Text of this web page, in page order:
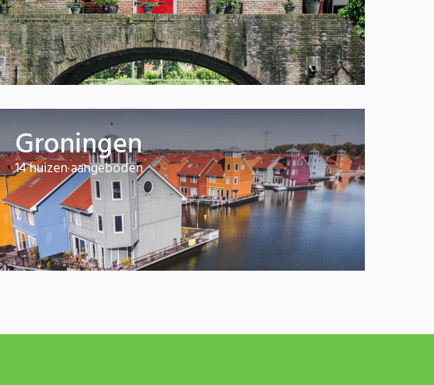
Groningen
14 huizen aangeboden